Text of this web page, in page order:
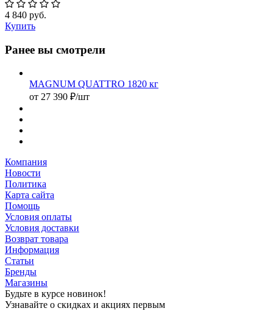
4 840 руб.
Купить
Ранее вы смотрели
MAGNUM QUATTRO 1820 кг
от 27 390 ₽/шт
Компания
Новости
Политика
Карта сайта
Помощь
Условия оплаты
Условия доставки
Возврат товара
Информация
Статьи
Бренды
Магазины
Будьте в курсе новинок!
Узнавайте о скидках и акциях первым